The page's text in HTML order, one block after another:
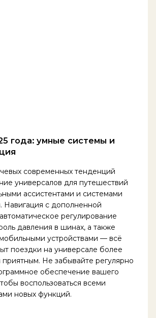
года: умные системы и
современных тенденций
универсалов для путешествий
ассистентами и системами
Навигация с дополненной
регулирование
давления в шинах, а также
устройствами — всё
поездки на универсале более
Не забывайте регулярно
обеспечение вашего
воспользоваться всеми
новых функций.